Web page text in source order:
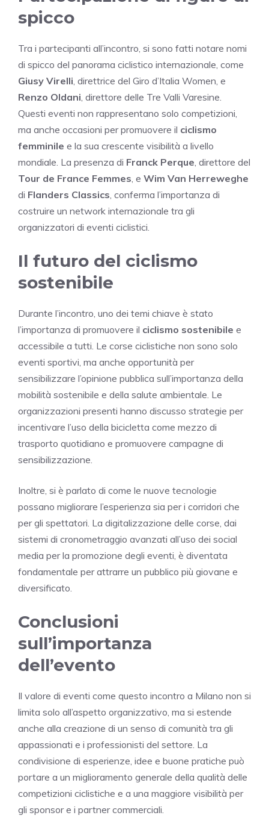
spicco
Tra i partecipanti all’incontro, si sono fatti notare nomi
di spicco del panorama ciclistico internazionale, come
Giusy Virelli , direttrice del Giro d’Italia Women, e
Renzo Oldani , direttore delle Tre Valli Varesine.
Questi eventi non rappresentano solo competizioni,
ma anche occasioni per promuovere il ciclismo
femminile e la sua crescente visibilità a livello
mondiale. La presenza di Franck Perque , direttore del
Tour de France Femmes , e Wim Van Herreweghe
di Flanders Classics , conferma l’importanza di
costruire un network internazionale tra gli
organizzatori di eventi ciclistici.
Il futuro del ciclismo
sostenibile
Durante l’incontro, uno dei temi chiave è stato
l’importanza di promuovere il ciclismo sostenibile e
accessibile a tutti. Le corse ciclistiche non sono solo
eventi sportivi, ma anche opportunità per
sensibilizzare l’opinione pubblica sull’importanza della
mobilità sostenibile e della salute ambientale. Le
organizzazioni presenti hanno discusso strategie per
incentivare l’uso della bicicletta come mezzo di
trasporto quotidiano e promuovere campagne di
sensibilizzazione.
Inoltre, si è parlato di come le nuove tecnologie
possano migliorare l’esperienza sia per i corridori che
per gli spettatori. La digitalizzazione delle corse, dai
sistemi di cronometraggio avanzati all’uso dei social
media per la promozione degli eventi, è diventata
fondamentale per attrarre un pubblico più giovane e
diversificato.
Conclusioni
sull’importanza
dell’evento
Il valore di eventi come questo incontro a Milano non si
limita solo all’aspetto organizzativo, ma si estende
anche alla creazione di un senso di comunità tra gli
appassionati e i professionisti del settore. La
condivisione di esperienze, idee e buone pratiche può
portare a un miglioramento generale della qualità delle
competizioni ciclistiche e a una maggiore visibilità per
gli sponsor e i partner commerciali.